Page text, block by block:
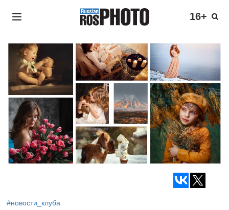
16+
#новости_клуба